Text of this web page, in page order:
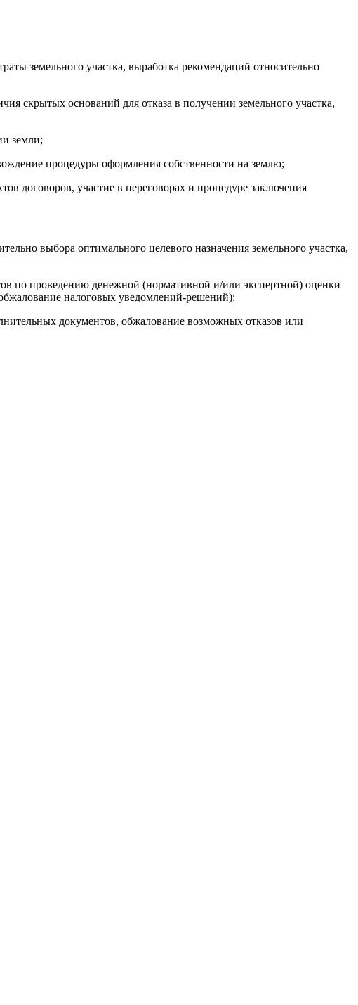
земельного участка, выработка рекомендаций относительно
скрытых оснований для отказа в получении земельного участка,
земли;
процедуры оформления собственности на землю;
договоров, участие в переговорах и процедуре заключения
выбора оптимального целевого назначения земельного участка,
по проведению денежной (нормативной и/или экспертной) оценки
налоговых уведомлений-решений);
документов, обжалование возможных отказов или